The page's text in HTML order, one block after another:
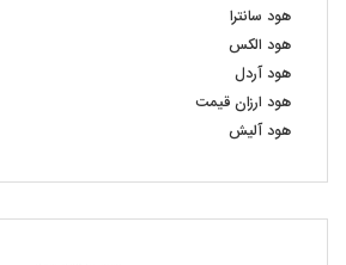
هود سانترا
هود الکس
هود آردل
هود ارزان قیمت
هود آلیش